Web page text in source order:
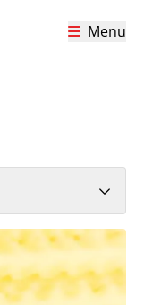
Menu
pasta uit Napels